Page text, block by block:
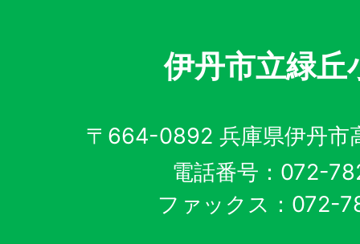
伊丹市立緑丘
〒664-0892 兵庫県伊丹市
電話番号：072-
ファックス：072-